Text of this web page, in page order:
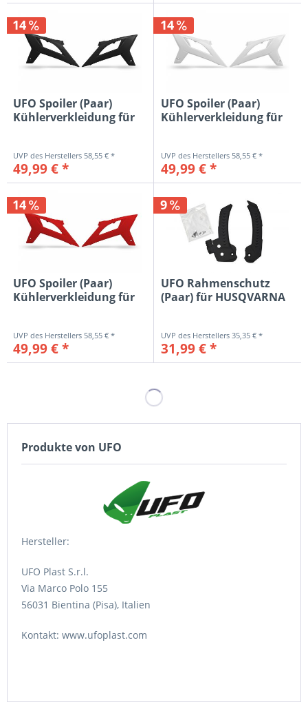
14
UFO Spoiler (Paar)
Kühlerverkleidung für
58,55 € *
49,99 € *
14
UFO Spoiler (Paar)
Kühlerverkleidung für
58,55 € *
49,99 € *
14
UFO Spoiler (Paar)
Kühlerverkleidung für
58,55 € *
49,99 € *
9
UFO Rahmenschutz
(Paar) für HUSQVARNA
35,35 € *
31,99 € *
Produkte von UFO
Hersteller:
UFO Plast S.r.l.
Via Marco Polo 155
56031 Bientina (Pisa), Italien
Kontakt: www.ufoplast.com